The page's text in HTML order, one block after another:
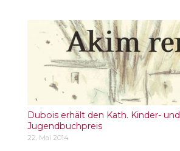
Dubois erhält den Kath. Kinder- und
Jugendbuchpreis
22. Mai 2014